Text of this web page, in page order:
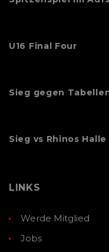
U16 Final Four
Sieg gegen
Sieg vs Rhinos Halle
LINKS
Werde Mitglied
Jobs